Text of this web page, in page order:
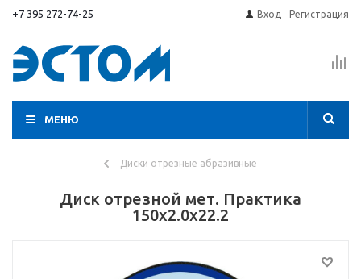
+7 395 272-74-25 Вход Регистрация
МЕНЮ
Диски отрезные абразивные
Диск отрезной мет. Практика
150х2.0х22.2